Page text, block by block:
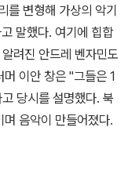
를 변형해 가상의 악기
말했다. 여기에 힙합
려진 안드레 벤자민도
이안 창은 "그들은 1
당시를 설명했다. 북
음악이 만들어졌다.